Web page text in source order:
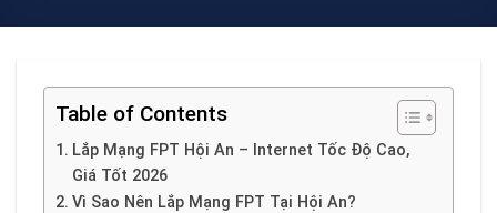
Table of Contents
Lắp Mạng FPT Hội An – Internet Tốc Độ Cao,
Giá Tốt 2026
Vì Sao Nên Lắp Mạng FPT Tại Hội An?